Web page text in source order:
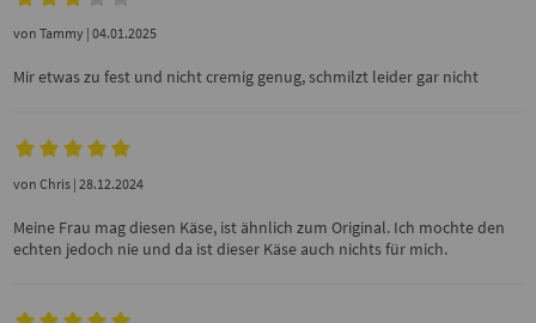
vonTammy | 04.01.2025
Mir etwas zu fest und nicht cremig genug, schmilzt leider gar nicht
vonChris | 28.12.2024
Meine Frau mag diesen Käse, ist ähnlich zum Original. Ich mochte den
echten jedoch nie und da ist dieser Käse auch nichts für mich.